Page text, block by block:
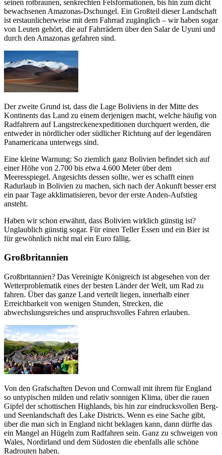
seinen rotbraunen, senkrechten Felsformationen, bis hin zum dicht
bewachsenen Amazonas-Dschungel. Ein Großteil dieser Landschaft
ist erstaunlicherweise mit dem Fahrrad zugänglich – wir haben sogar
von Leuten gehört, die auf Fahrrädern über den Salar de Uyuni und
durch den Amazonas gefahren sind.
Der zweite Grund ist, dass die Lage Boliviens in der Mitte des
Kontinents das Land zu einem derjenigen macht, welche häufig von
Radfahrern auf Langstreckenexpeditionen durchquert werden, die
entweder in nördlicher oder südlicher Richtung auf der legendären
Panamericana unterwegs sind.
Eine kleine Warnung: So ziemlich ganz Bolivien befindet sich auf
einer Höhe von 2.700 bis etwa 4.600 Meter über dem
Meeresspiegel. Angesichts dessen sollte, wer es schafft einen
Radurlaub in Bolivien zu machen, sich nach der Ankunft besser erst
ein paar Tage akklimatisieren, bevor der erste Anden-Aufstieg
ansteht.
Haben wir schon erwähnt, dass Bolivien wirklich günstig ist?
Unglaublich günstig sogar. Für einen Teller Essen und ein Bier ist
für gewöhnlich nicht mal ein Euro fällig.
Großbritannien
Großbritannien? Das Vereinigte Königreich ist abgesehen von der
Wetterproblematik eines der besten Länder der Welt, um Rad zu
fahren. Über das ganze Land verteilt liegen, innerhalb einer
Erreichbarkeit von wenigen Stunden, Strecken, die
abwechslungsreiches und anspruchsvolles Fahren erlauben.
Von den Grafschaften Devon und Cornwall mit ihrem für England
so untypischen milden und relativ sonnigen Klima, über die rauen
Gipfel der schottischen Highlands, bis hin zur eindrucksvollen Berg-
und Seenlandschaft des Lake Districts. Wenn es eine Sache gibt,
über die man sich in England nicht beklagen kann, dann dürfte das
ein Mangel an Hügeln zum Radfahren sein. Ganz zu schweigen von
Wales, Nordirland und dem Südosten die ebenfalls alle schöne
Radrouten haben.